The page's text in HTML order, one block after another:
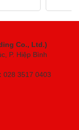
bị giá tốt 30-07-2026
Co., Ltd.)
P. Hiệp Bình
028 3517 0403